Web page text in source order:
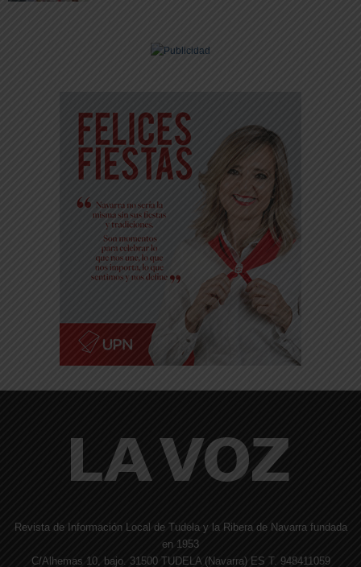
Revista de Información Local de Tudela y la Ribera de Navarra fundada
en 1953
C/Alhemas 10, bajo. 31500 TUDELA (Navarra) ES T. 948411059